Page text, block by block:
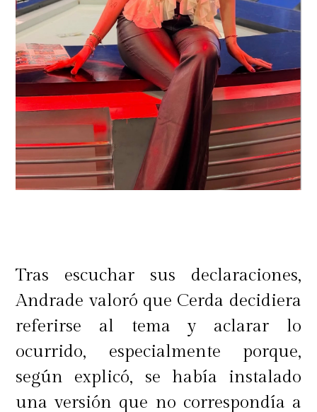
Tras escuchar sus declaraciones,
Andrade valoró que Cerda decidiera
referirse al tema y aclarar lo
ocurrido, especialmente porque,
según explicó, se había instalado
una versión que no correspondía a